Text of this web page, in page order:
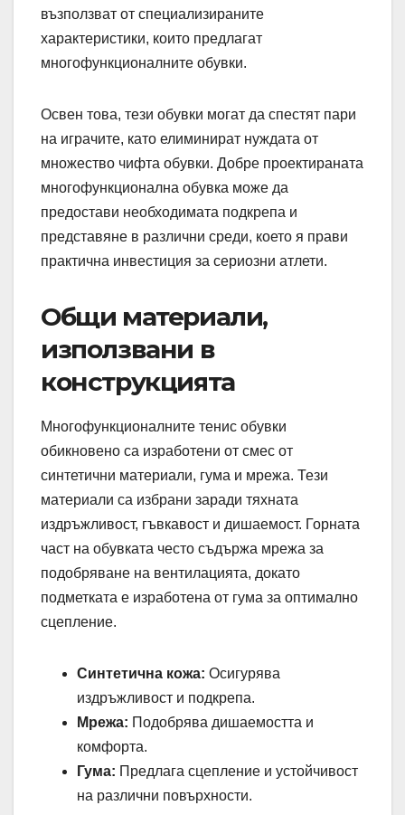
възползват от специализираните
характеристики, които предлагат
многофункционалните обувки.
Освен това, тези обувки могат да спестят пари
на играчите, като елиминират нуждата от
множество чифта обувки. Добре проектираната
многофункционална обувка може да
предостави необходимата подкрепа и
представяне в различни среди, което я прави
практична инвестиция за сериозни атлети.
Общи материали,
използвани в
конструкцията
Многофункционалните тенис обувки
обикновено са изработени от смес от
синтетични материали, гума и мрежа. Тези
материали са избрани заради тяхната
издръжливост, гъвкавост и дишаемост. Горната
част на обувката често съдържа мрежа за
подобряване на вентилацията, докато
подметката е изработена от гума за оптимално
сцепление.
Синтетична кожа: Осигурява
издръжливост и подкрепа.
Мрежа: Подобрява дишаемостта и
комфорта.
Гума: Предлага сцепление и устойчивост
на различни повърхности.